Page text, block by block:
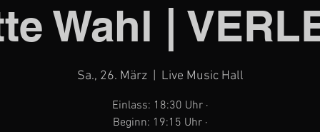
Wahl |
Sa., 26. März
  |
Live Music Hall
Einlass: 18:30 Uhr ·
Beginn: 19:15 Uhr ·